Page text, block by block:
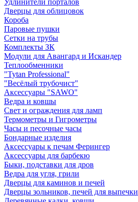
Удлинители порталов
Дверцы для облицовок
Короба
Паровые пушки
Сетки на трубы
Комплекты ЗК
Модули для Авангард и Искандер
Теплообменники
"Tytan Professional"
"Весёлый трубочист"
Аксессуары "SAWO"
Ведра и ковшы
Свет и ограждения для ламп
Термометры и Гигрометры
Часы и песочные часы
Бондарные изделия
Аксессуары к печам Ферингер
Аксессуары для барбекю
Быки, подставки для дров
Ведра для угля, грили
Дверцы для каминов и печей
Дверцы зольников, печей для выпечки